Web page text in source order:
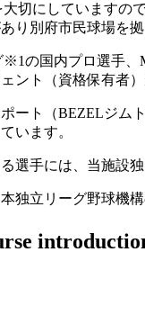
切にしていますの
り別府市民球場を拠
の国内プロ選手、
ント（資格保有者）
ート（BEZELジム
います。
選手には、当施設
独立リーグ野球機